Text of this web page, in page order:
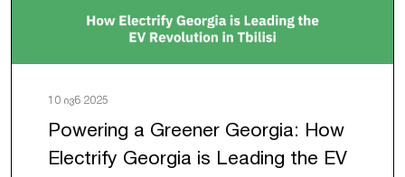
10 ივნ 2025
Powering a Greener Georgia: How
Electrify Georgia is Leading the EV